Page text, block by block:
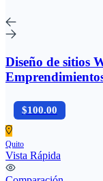
Diseño de sitios
$100.00
Quito
Vista Rápida